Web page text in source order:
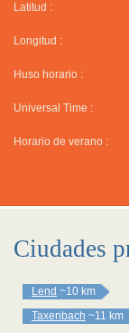
Latitud :
Longitud :
Huso horario :
Universal Time :
Horario de verano :
Ciudades
Lend ~10 km
Taxenbach ~11 km